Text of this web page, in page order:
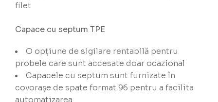
filet
Capace cu septum TPE
O opțiune de sigilare rentabilă pentru
probele care sunt accesate doar ocazional
Capacele cu septum sunt furnizate în
covorașe de spate format 96 pentru a facilita